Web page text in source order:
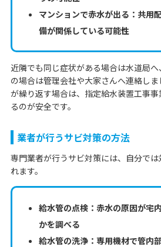
マンションで赤水が出る：共用
備が関係している可能性
近隣でも同じ症状がある場合は水道局
の場合は管理会社や大家さんへ連絡し
が繰り返す場合は、指定給水装置工事
るのが安全です。
業者が行うサビ対策の方法
専門業者が行うサビ対策には、自分で
れます。
給水管の点検：赤水の原因が宅
かを調べる
給水管の洗浄：専用機材で管内